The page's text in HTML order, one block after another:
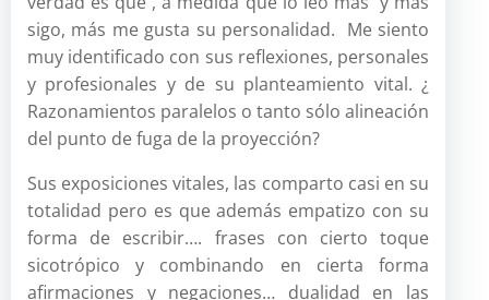
sigo, más me gusta su personalidad. Me siento
muy identificado con sus reflexiones, personales
y profesionales y de su planteamiento vital. ¿
Razonamientos paralelos o tanto sólo alineación
del punto de fuga de la proyección?
Sus exposiciones vitales, las comparto casi en su
totalidad pero es que además empatizo con su
forma de escribir…. frases con cierto toque
sicotrópico y combinando en cierta forma
afirmaciones y negaciones… dualidad en las